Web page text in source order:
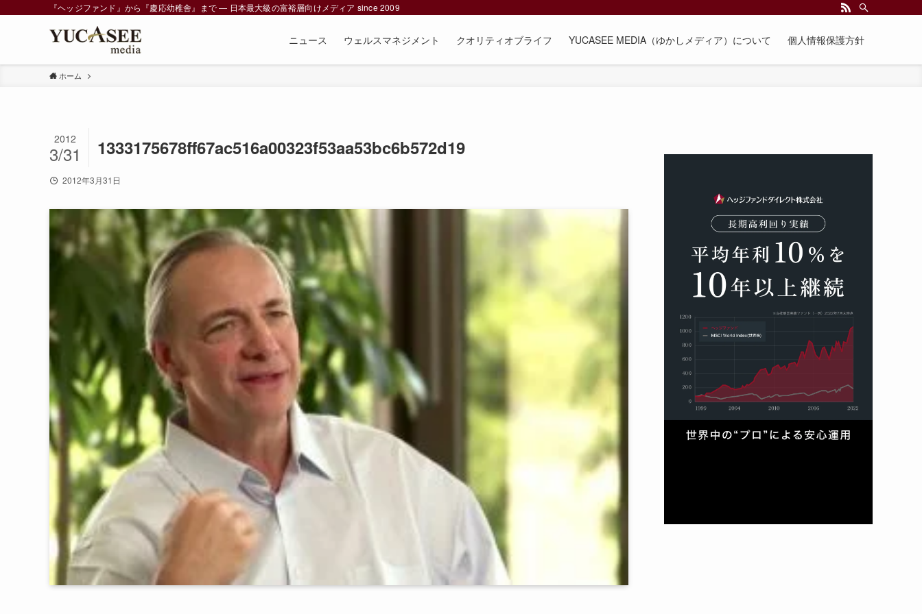
『ヘッジファンド』から『慶応幼稚舎』まで ― 日本最大級の富裕層向けメディア since 2009
ニュース ウェルスマネジメント クオリティオブライフ YUCASEE MEDIA（ゆかしメディア）について 個人情報保護方針
ホーム
1333175678ff67ac516a00323f53aa53bc6b572d19
2012
3/31
2012年3月31日